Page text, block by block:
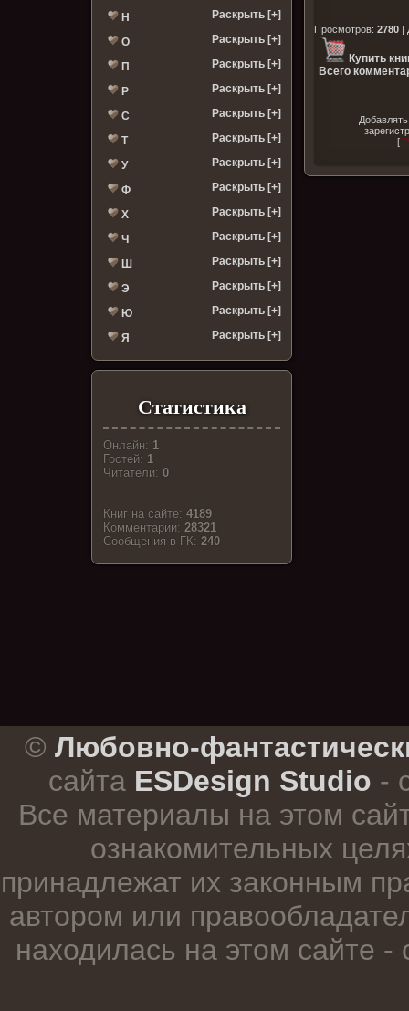
Н Раскрыть [+]
О Раскрыть [+]
П Раскрыть [+]
Р Раскрыть [+]
С Раскрыть [+]
Т Раскрыть [+]
У Раскрыть [+]
Ф Раскрыть [+]
Х Раскрыть [+]
Ч Раскрыть [+]
Ш Раскрыть [+]
Э Раскрыть [+]
Ю Раскрыть [+]
Я Раскрыть [+]
Статистика
Онлайн: 1
Гостей: 1
Читатели:0
Книг на сайте:4189
Комментарии:28321
Cообщения в ГК:240
Просмотров:2780 |
Купить
Всего
[
© Любовно-
сайта ESDesign Studio -
Все материалы на этом
ознакомительных
принадлежат их законным
автором или
находилась на этом сайте